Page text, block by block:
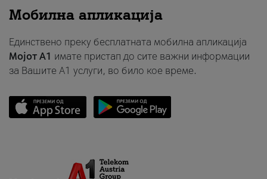
Мобилна апликација
Единствено преку бесплатната мобилна апликација
Мојот A1 имате пристап до сите важни информации
за Вашите A1 услуги, во било кое време.